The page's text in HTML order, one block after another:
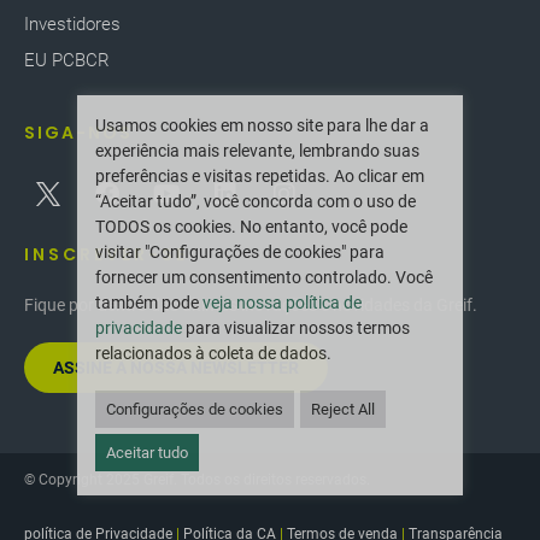
Investidores
EU PCBCR
SIGA-NOS
INSCREVER-SE
Fique por dentro das últimas inovações e novidades da Greif.
ASSINE A NOSSA NEWSLETTER
© Copyright 2025 Greif. Todos os direitos reservados.
política de Privacidade Política da CA Termos de venda Transparência
Usamos cookies em nosso site para lhe dar a
experiência mais relevante, lembrando suas
preferências e visitas repetidas. Ao clicar em
“Aceitar tudo”, você concorda com o uso de
TODOS os cookies. No entanto, você pode
visitar "Configurações de cookies" para
fornecer um consentimento controlado. Você
também podeveja nossa política de
privacidade para visualizar nossos termos
relacionados à coleta de dados.
Configurações de cookies Reject All
Aceitar tudo